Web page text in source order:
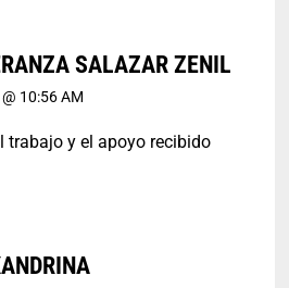
SALAZAR ZENIL
10:56 AM
trabajo y el apoyo recibido